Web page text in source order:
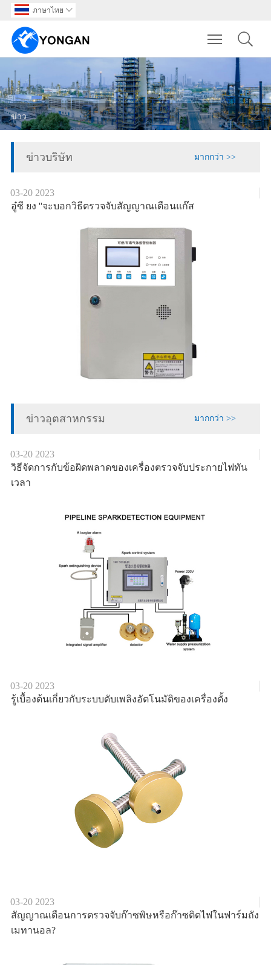
ภาษาไทย 
Toggle
ข่าว
ข่าวบริษัท มากกว่า >>
03-20 2023
อู๋ซี ยง ''จะบอกวิธีตรวจจับสัญญาณเตือนแก๊ส
ข่าวอุตสาหกรรม มากกว่า >>
03-20 2023
วิธีจัดการกับข้อผิดพลาดของเครื่องตรวจจับประกายไฟทัน
เวลา
03-20 2023
รู้เบื้องต้นเกี่ยวกับระบบดับเพลิงอัตโนมัติของเครื่องตั้ง
03-20 2023
สัญญาณเตือนการตรวจจับก๊าซพิษหรือก๊าซติดไฟในฟาร์มถัง
เมทานอล?